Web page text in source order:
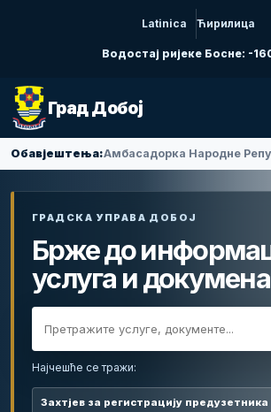
Latinica Ћирилица
Водостај ријеке Босне: -
Град Добој
Обавјештења:
ГРАДСКА УПРАВА ДОБОЈ
Брже до
услуга и
Најчешће се тражи:
Захтјев за регистрацију предузетника